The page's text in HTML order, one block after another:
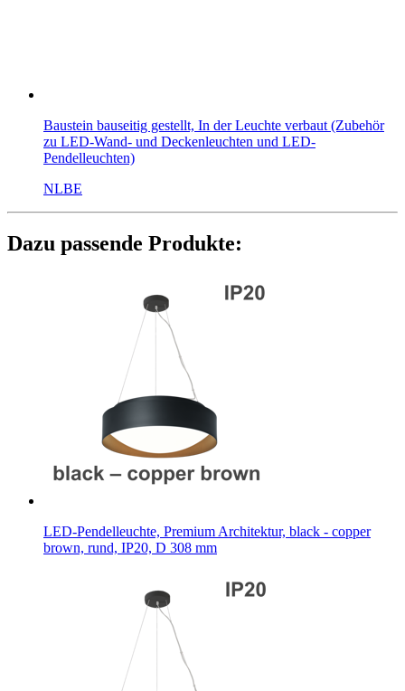
Baustein bauseitig gestellt, In der Leuchte verbaut (Zubehör
zu LED-Wand- und Deckenleuchten und LED-
Pendelleuchten)
NLBE
Dazu passende Produkte:
LED-Pendelleuchte, Premium Architektur, black - copper
brown, rund, IP20, D 308 mm